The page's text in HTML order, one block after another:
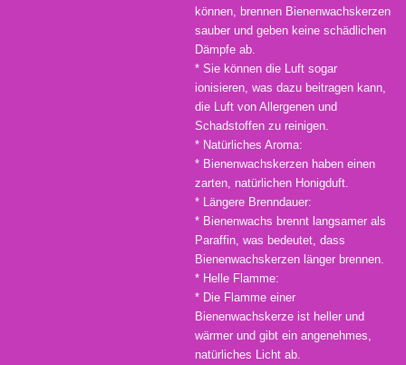
können, brennen Bienenwachskerzen
sauber und geben keine schädlichen
Dämpfe ab.
* Sie können die Luft sogar
ionisieren, was dazu beitragen kann,
die Luft von Allergenen und
Schadstoffen zu reinigen.
* Natürliches Aroma:
* Bienenwachskerzen haben einen
zarten, natürlichen Honigduft.
* Längere Brenndauer:
* Bienenwachs brennt langsamer als
Paraffin, was bedeutet, dass
Bienenwachskerzen länger brennen.
* Helle Flamme:
* Die Flamme einer
Bienenwachskerze ist heller und
wärmer und gibt ein angenehmes,
natürliches Licht ab.